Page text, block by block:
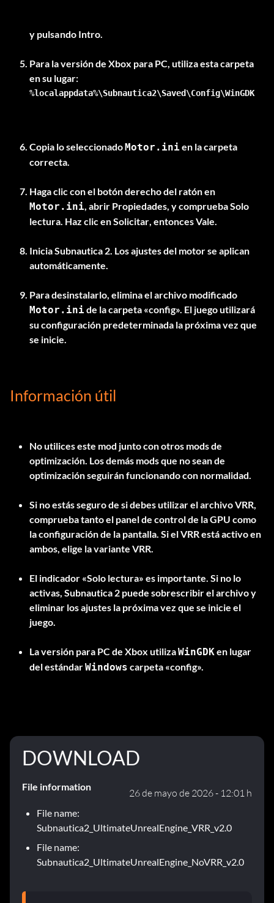
y pulsando Intro.
Para la versión de Xbox para PC, utiliza esta carpeta
%localappdata%\Subnautica2\Saved\Config\WinGDK
Copia lo seleccionadoMotor.inien la carpeta
correcta.
Haga clic con el botón derecho del ratón en
Motor.ini, abrir Propiedades, y compruebaSolo
lectura. Haz clic enSolicitar, entoncesVale.
Inicia Subnautica 2. Los ajustes del motor se aplican
automáticamente.
Para desinstalarlo, elimina el archivo modificado
Motor.inide la carpeta «config». El juego utilizará
su configuración predeterminada la próxima vez que
se inicie.
Información útil
No utilices este mod junto con otros mods de
optimización. Los demás mods que no sean de
optimización seguirán funcionando con normalidad.
Si no estás seguro de si debes utilizar el archivo VRR,
comprueba tanto el panel de control de la GPU como
la configuración de la pantalla. Si el VRR está activo en
ambos, elige la variante VRR.
El indicador «Solo lectura» es importante. Si no lo
activas, Subnautica 2 puede sobrescribir el archivo y
eliminar los ajustes la próxima vez que se inicie el
juego.
La versión para PC de Xbox utilizaWinGDKen lugar
del estándarWindows carpeta «config».
DOWNLOAD
File information
26 de mayo de 2026 - 12:01 h
File name:
Subnautica2_UltimateUnrealEngine_VRR_v2.0
File name:
Subnautica2_UltimateUnrealEngine_NoVRR_v2.0